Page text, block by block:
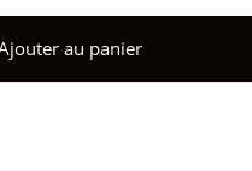
au panier